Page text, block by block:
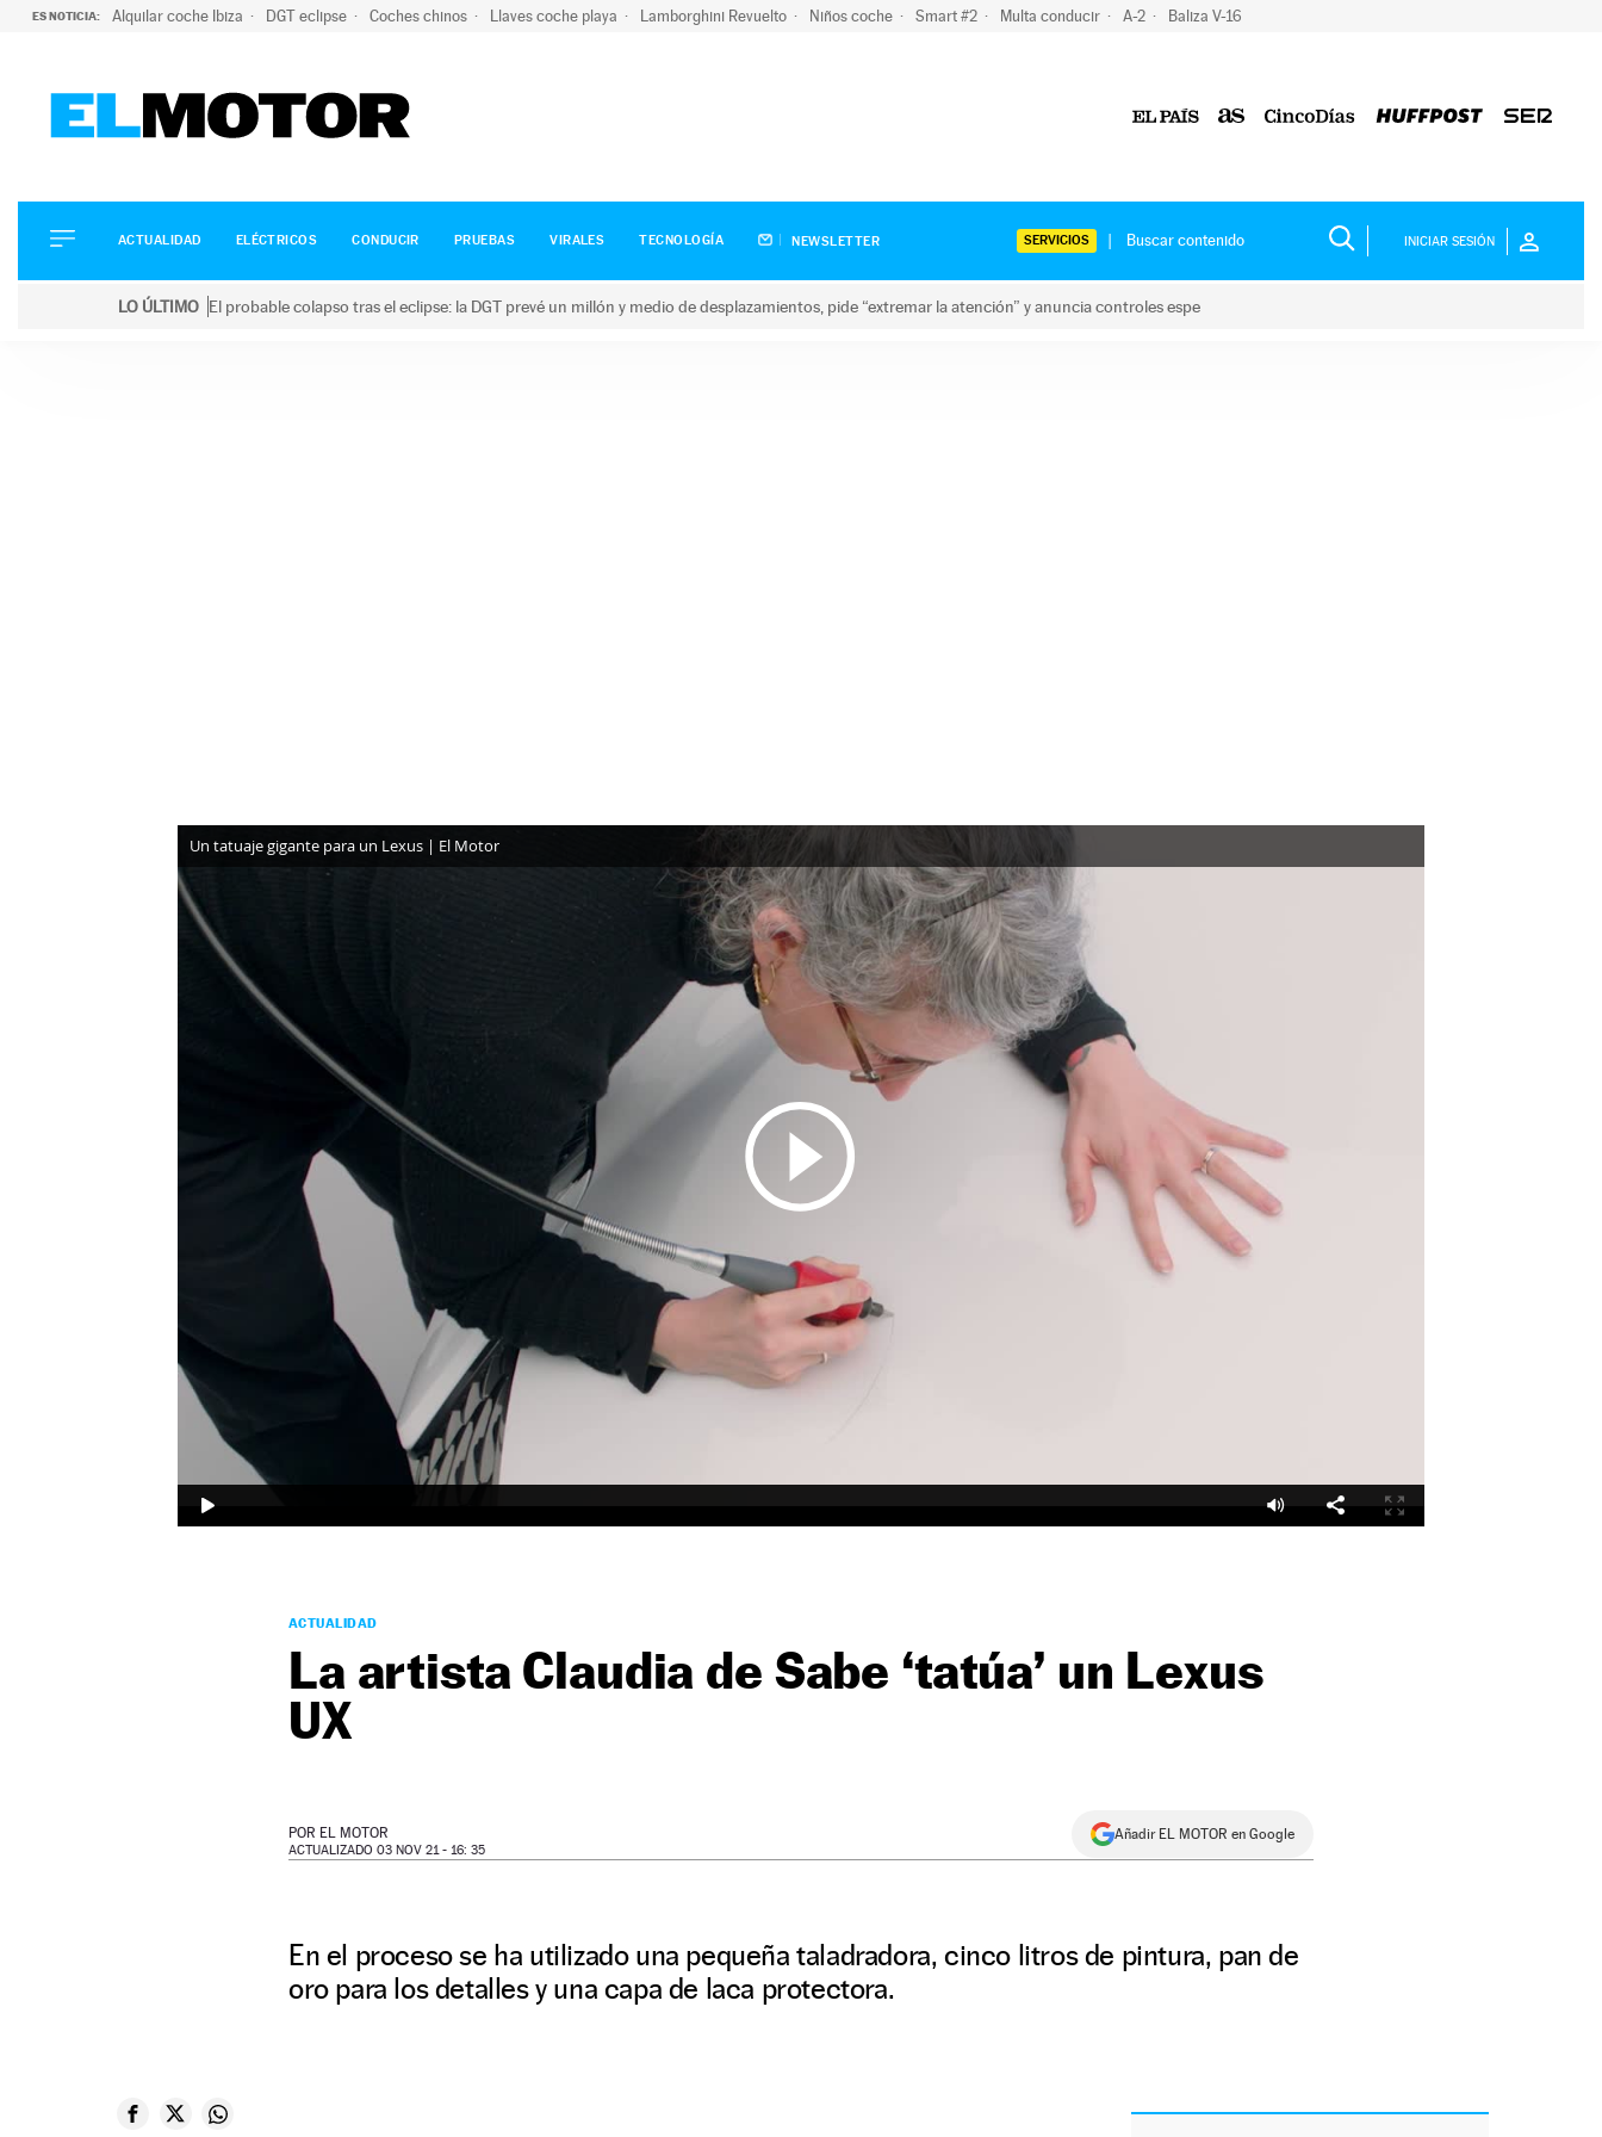
ES NOTICIA: Alquilar coche Ibiza DGT eclipse Coches chinos Llaves coche playa Lamborghini Revuelto Niños coche Smart #2 Multa conducir A-2 Baliza V-16
ELÉCTRICOS
CONDUCIR
ACTUALIDAD ELÉCTRICOS CONDUCIR PRUEBAS VIRALES TECNOLOGÍA NEWSLETTER SERVICIOS INICIAR SESIÓN
LO ÚLTIMO El probable colapso tras el eclipse: la DGT prevé un millón y medio de desplazamientos, pide “extremar la atención” y anuncia controles espe
Un tatuaje gigante para un Lexus | El Motor
ACTUALIDAD
La artista Claudia de Sabe ‘tatúa’ un Lexus
UX
POR EL MOTOR
ACTUALIZADO 03 NOV 21 - 16: 35
Añadir EL MOTOR en Google
En el proceso se ha utilizado una pequeña taladradora, cinco litros de pintura, pan de
oro para los detalles y una capa de laca protectora.